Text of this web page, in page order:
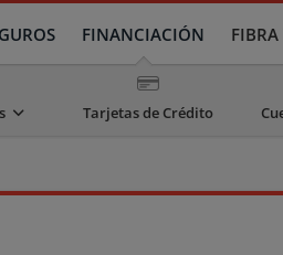
FINANCIACIÓN
Tarjetas de Crédito